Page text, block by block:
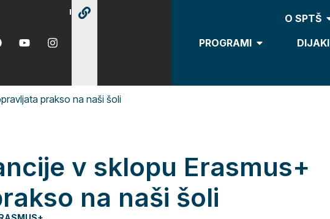
O SPTŠ
PROGRAMI
DIJAKI
prakso na naši šoli
v sklopu Erasmus+
na naši šoli